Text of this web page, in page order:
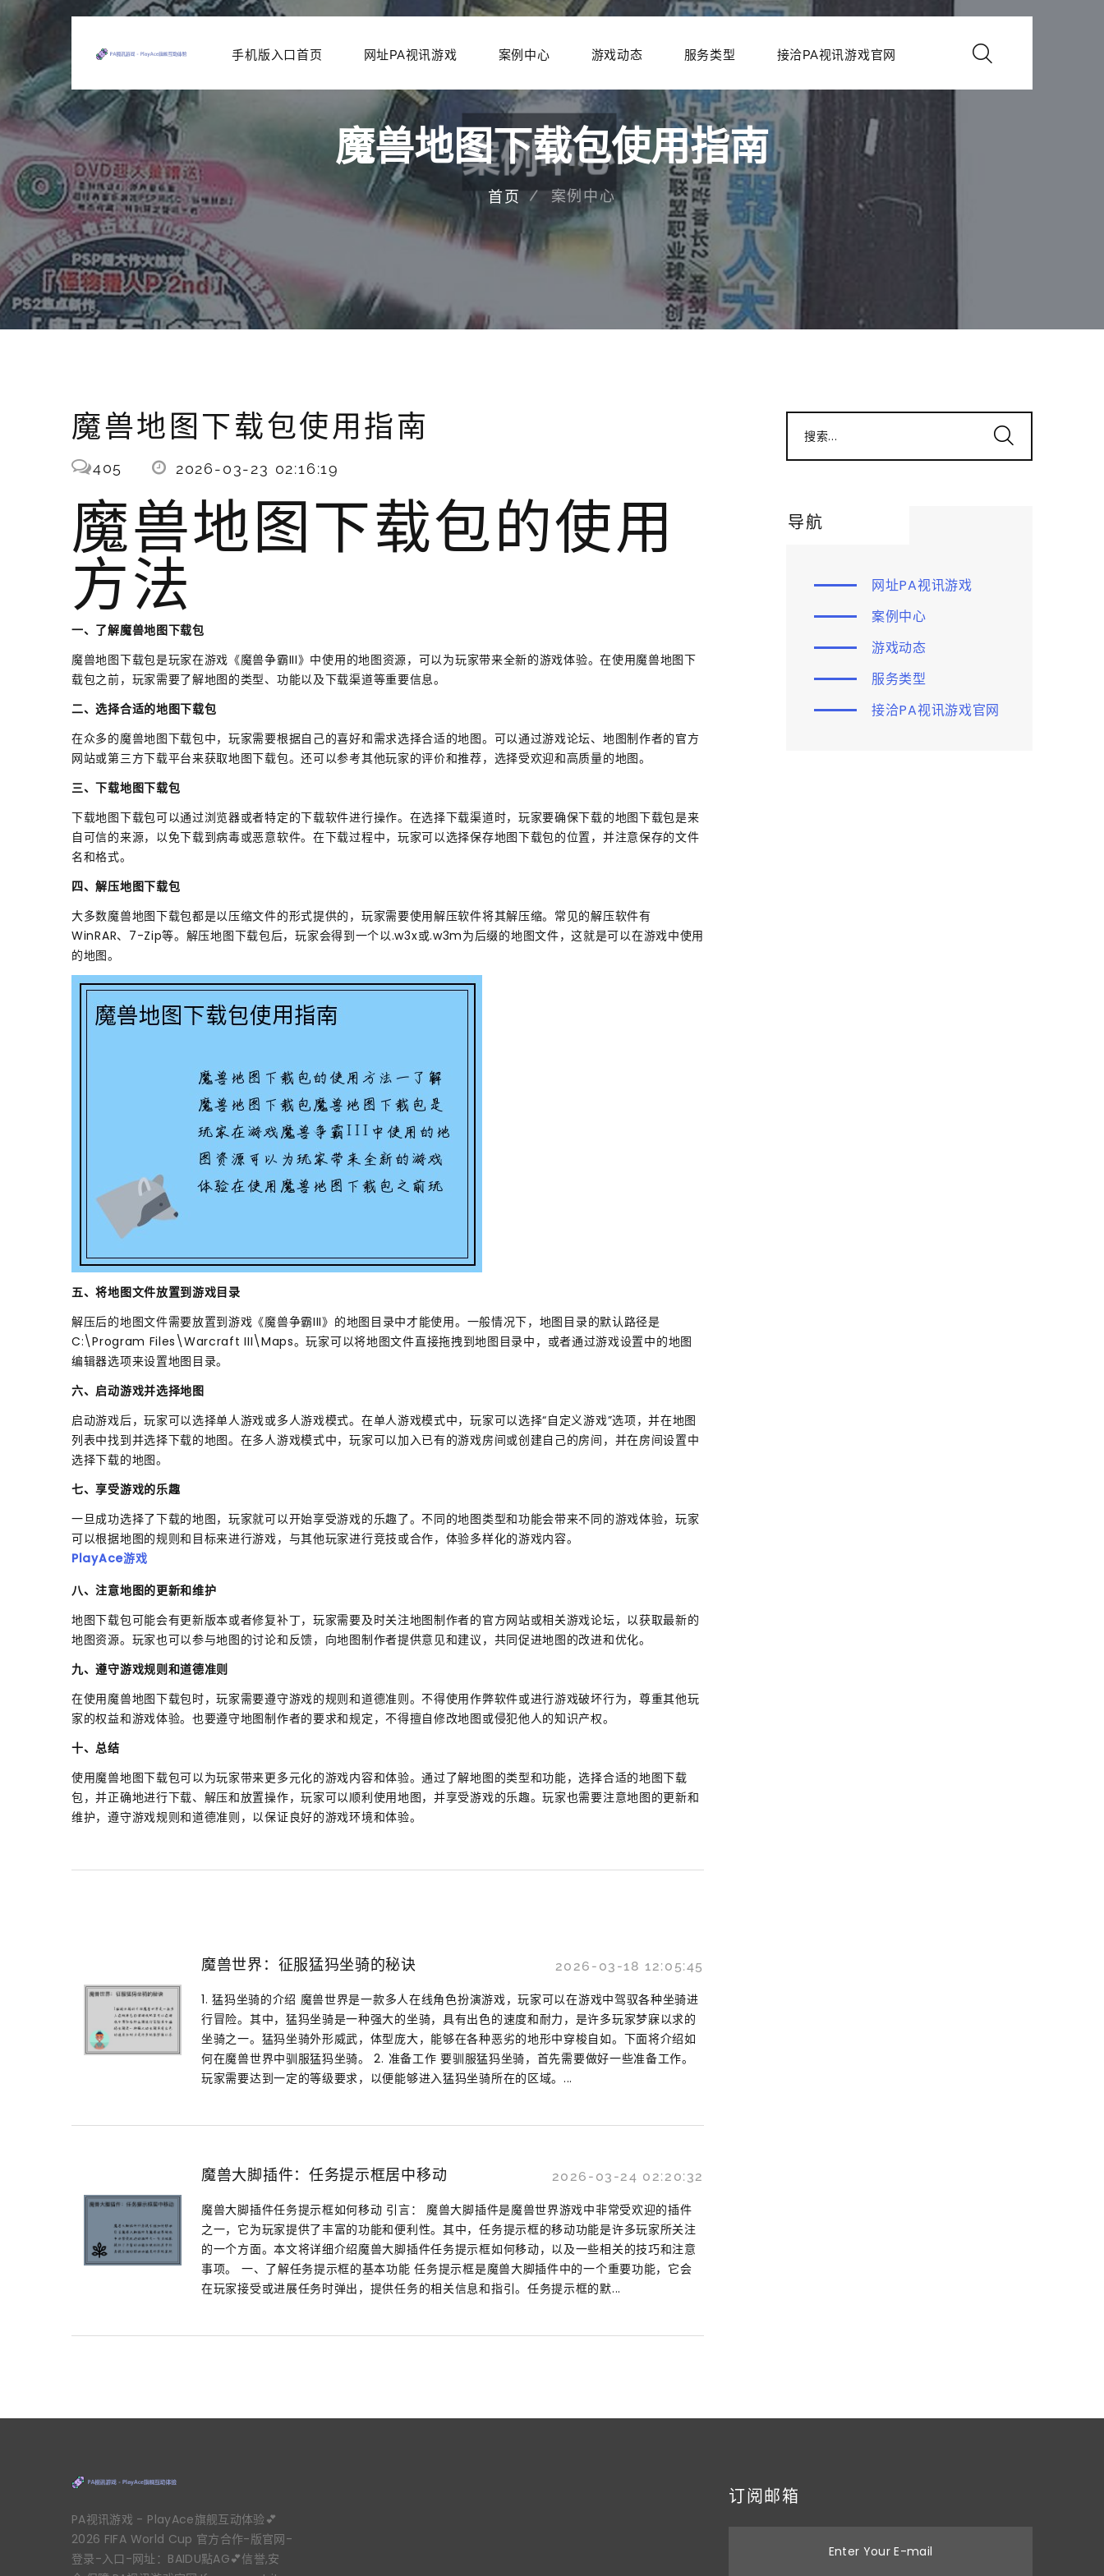
手机版入口首页 网址PA视讯游戏 案例中心 游戏动态 服务类型 接洽PA视讯游戏官网
魔兽地图下载包使用指南
首页 案例中心
魔兽地图下载包使用指南
405 2026-03-23 02:16:19
魔兽地图下载包的使用
方法
一、了解魔兽地图下载包
魔兽地图下载包是玩家在游戏《魔兽争霸III》中使用的地图资源，可以为玩家带来全新的游戏体验。在使用魔兽地图下
载包之前，玩家需要了解地图的类型、功能以及下载渠道等重要信息。
二、选择合适的地图下载包
在众多的魔兽地图下载包中，玩家需要根据自己的喜好和需求选择合适的地图。可以通过游戏论坛、地图制作者的官方
网站或第三方下载平台来获取地图下载包。还可以参考其他玩家的评价和推荐，选择受欢迎和高质量的地图。
三、下载地图下载包
下载地图下载包可以通过浏览器或者特定的下载软件进行操作。在选择下载渠道时，玩家要确保下载的地图下载包是来
自可信的来源，以免下载到病毒或恶意软件。在下载过程中，玩家可以选择保存地图下载包的位置，并注意保存的文件
名和格式。
四、解压地图下载包
大多数魔兽地图下载包都是以压缩文件的形式提供的，玩家需要使用解压软件将其解压缩。常见的解压软件有
WinRAR、7-Zip等。解压地图下载包后，玩家会得到一个以.w3x或.w3m为后缀的地图文件，这就是可以在游戏中使用
的地图。
五、将地图文件放置到游戏目录
解压后的地图文件需要放置到游戏《魔兽争霸III》的地图目录中才能使用。一般情况下，地图目录的默认路径是
C:\Program Files\Warcraft III\Maps。玩家可以将地图文件直接拖拽到地图目录中，或者通过游戏设置中的地图
编辑器选项来设置地图目录。
六、启动游戏并选择地图
启动游戏后，玩家可以选择单人游戏或多人游戏模式。在单人游戏模式中，玩家可以选择“自定义游戏”选项，并在地图
列表中找到并选择下载的地图。在多人游戏模式中，玩家可以加入已有的游戏房间或创建自己的房间，并在房间设置中
选择下载的地图。
七、享受游戏的乐趣
一旦成功选择了下载的地图，玩家就可以开始享受游戏的乐趣了。不同的地图类型和功能会带来不同的游戏体验，玩家
可以根据地图的规则和目标来进行游戏，与其他玩家进行竞技或合作，体验多样化的游戏内容。
PlayAce游戏
八、注意地图的更新和维护
地图下载包可能会有更新版本或者修复补丁，玩家需要及时关注地图制作者的官方网站或相关游戏论坛，以获取最新的
地图资源。玩家也可以参与地图的讨论和反馈，向地图制作者提供意见和建议，共同促进地图的改进和优化。
九、遵守游戏规则和道德准则
在使用魔兽地图下载包时，玩家需要遵守游戏的规则和道德准则。不得使用作弊软件或进行游戏破坏行为，尊重其他玩
家的权益和游戏体验。也要遵守地图制作者的要求和规定，不得擅自修改地图或侵犯他人的知识产权。
十、总结
使用魔兽地图下载包可以为玩家带来更多元化的游戏内容和体验。通过了解地图的类型和功能，选择合适的地图下载
包，并正确地进行下载、解压和放置操作，玩家可以顺利使用地图，并享受游戏的乐趣。玩家也需要注意地图的更新和
维护，遵守游戏规则和道德准则，以保证良好的游戏环境和体验。
魔兽世界：征服猛犸坐骑的秘诀 2026-03-18 12:05:45
1. 猛犸坐骑的介绍 魔兽世界是一款多人在线角色扮演游戏，玩家可以在游戏中驾驭各种坐骑进
行冒险。其中，猛犸坐骑是一种强大的坐骑，具有出色的速度和耐力，是许多玩家梦寐以求的
坐骑之一。猛犸坐骑外形威武，体型庞大，能够在各种恶劣的地形中穿梭自如。下面将介绍如
何在魔兽世界中驯服猛犸坐骑。 2. 准备工作 要驯服猛犸坐骑，首先需要做好一些准备工作。
玩家需要达到一定的等级要求，以便能够进入猛犸坐骑所在的区域。...
魔兽大脚插件：任务提示框居中移动 2026-03-24 02:20:32
魔兽大脚插件任务提示框如何移动 引言： 魔兽大脚插件是魔兽世界游戏中非常受欢迎的插件
之一，它为玩家提供了丰富的功能和便利性。其中，任务提示框的移动功能是许多玩家所关注
的一个方面。本文将详细介绍魔兽大脚插件任务提示框如何移动，以及一些相关的技巧和注意
事项。 一、了解任务提示框的基本功能 任务提示框是魔兽大脚插件中的一个重要功能，它会
在玩家接受或进展任务时弹出，提供任务的相关信息和指引。任务提示框的默...
搜索...
导航
网址PA视讯游戏
案例中心
游戏动态
服务类型
接洽PA视讯游戏官网
PA视讯游戏 - PlayAce旗舰互动体验💕
2026 FIFA World Cup 官方合作-版官网-
登录-入口-网址：BAIDU點AG💕信誉,安
订阅邮箱
Enter Your E-mail